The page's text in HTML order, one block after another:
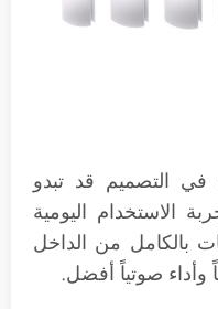
في التصميم قد تبدو
الاستخدام اليومية
بالكامل من الداخل
وأداء صوتياً أفضل.